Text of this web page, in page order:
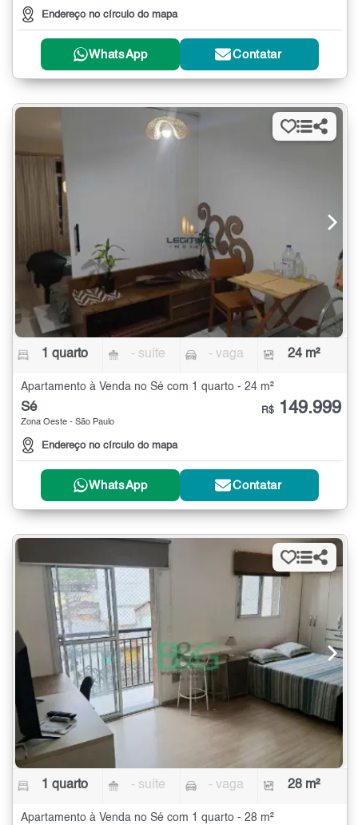
Endereço no círculo do mapa
WhatsApp Contatar
1 quarto - suíte - vaga 24 m²
Apartamento à Venda no Sé com 1 quarto - 24 m²
Sé
Zona Oeste - São Paulo
Endereço no círculo do mapa
R$ 149.999
WhatsApp Contatar
1 quarto - suíte - vaga 28 m²
Apartamento à Venda no Sé com 1 quarto - 28 m²